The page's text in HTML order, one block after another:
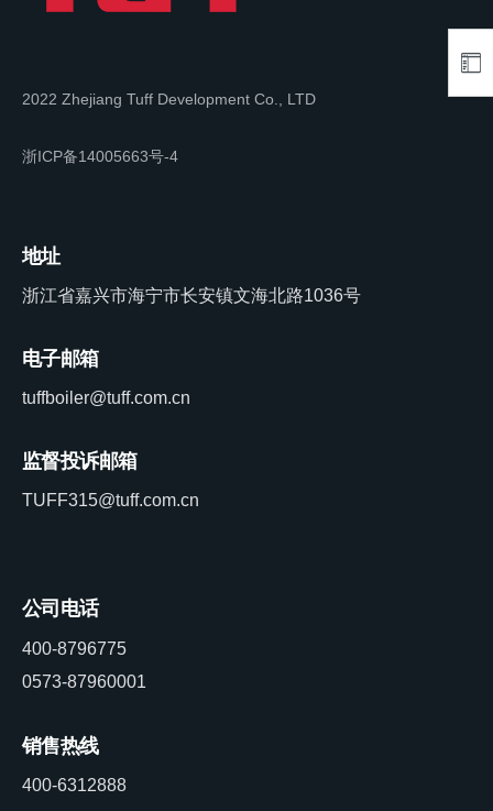
2022 Zhejiang Tuff Development Co., LTD
浙ICP备14005663号-4
地址
浙江省嘉兴市海宁市长安镇文海北路1036号
电子邮箱
tuffboiler@tuff.com.cn
监督投诉邮箱
TUFF315@tuff.com.cn
公司电话
400-8796775
0573-87960001
销售热线
400-6312888